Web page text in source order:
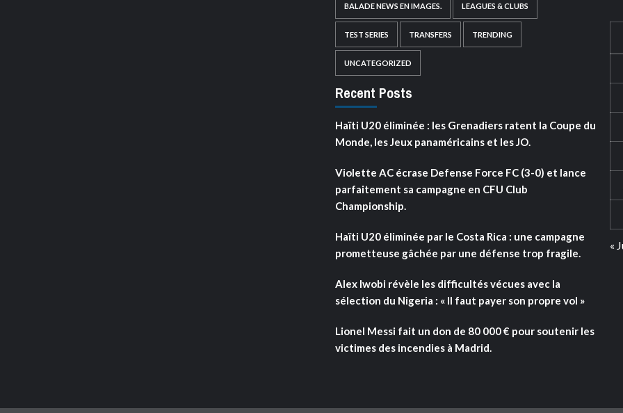
BALADE NEWS EN IMAGES. LEAGUES & CLUBS
TEST SERIES TRANSFERS TRENDING
UNCATEGORIZED
Recent Posts
Haïti U20 éliminée : les Grenadiers ratent la Coupe du
Monde, les Jeux panaméricains et les JO.
Violette AC écrase Defense Force FC (3-0) et lance
parfaitement sa campagne en CFU Club
Championship.
Haïti U20 éliminée par le Costa Rica : une campagne
prometteuse gâchée par une défense trop fragile.
Alex Iwobi révèle les difficultés vécues avec la
sélection du Nigeria : « Il faut payer son propre vol »
Lionel Messi fait un don de 80 000 € pour soutenir les
victimes des incendies à Madrid.
«